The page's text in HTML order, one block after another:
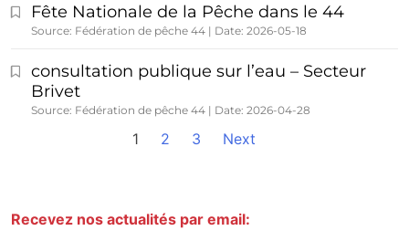
Fête Nationale de la Pêche dans le 44
Source: Fédération de pêche 44 Date: 2026-05-18
consultation publique sur l’eau – Secteur
Brivet
Source: Fédération de pêche 44 Date: 2026-04-28
1 2 3 Next
Recevez nos actualités par email: